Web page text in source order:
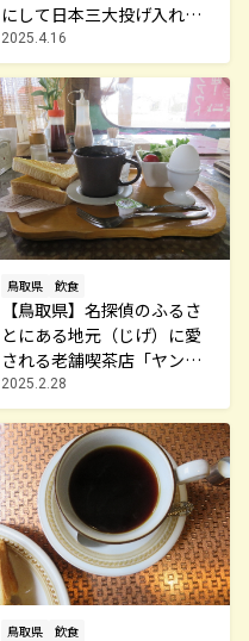
にして日本三大投げ入れ堂
のひとつ「不動院岩屋堂」
♪
2025.4.16
鳥取県 飲食
【鳥取県】名探偵のふるさ
とにある地元（じげ）に愛
される老舗喫茶店「ヤング
モカ」でいただくモーニン
グセット♪
2025.2.28
鳥取県 飲食